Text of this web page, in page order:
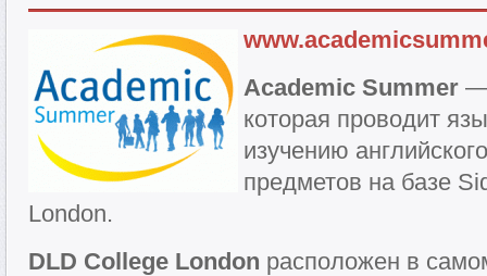
Academic Summer —
которая проводит
изучению
предметов на базе
London.
DLD College London расположен в